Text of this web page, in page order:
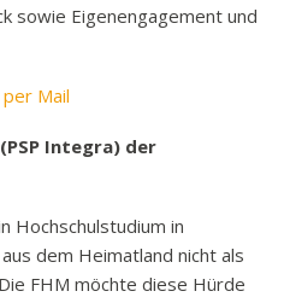
sowie Eigenengagement und
per Mail
Integra) der
Hochschulstudium in
dem Heimatland nicht als
FHM möchte diese Hürde